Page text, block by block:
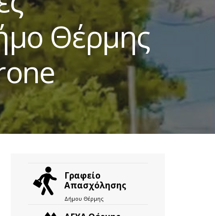
Θέρμης
Γραφείο
Απασχόλησης
Δήμου Θέρμης